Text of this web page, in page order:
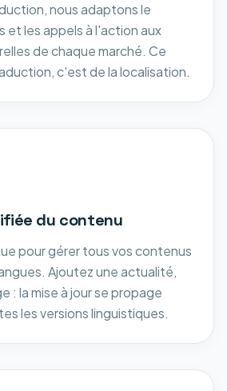
nous adaptons le
et les appels à l'action aux
de chaque marché. Ce
c'est de la localisation.
du contenu
pour gérer tous vos contenus
Ajoutez une actualité,
: la mise à jour se propage
les versions linguistiques.